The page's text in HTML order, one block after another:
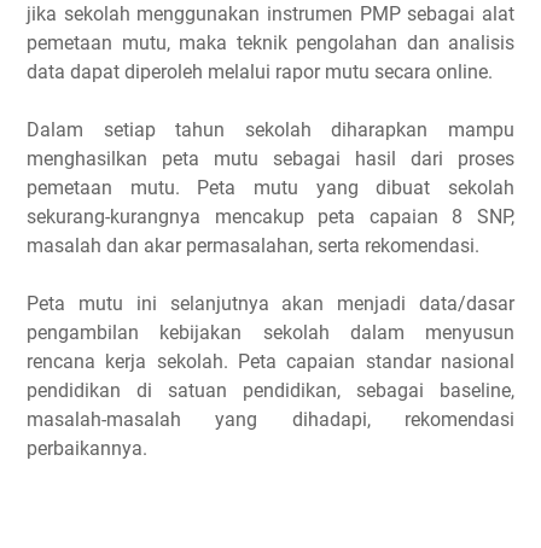
jika sekolah menggunakan instrumen PMP sebagai alat
pemetaan mutu, maka teknik pengolahan dan analisis
data dapat diperoleh melalui rapor mutu secara online.
Dalam setiap tahun sekolah diharapkan mampu
menghasilkan peta mutu sebagai hasil dari proses
pemetaan mutu. Peta mutu yang dibuat sekolah
sekurang-kurangnya mencakup peta capaian 8 SNP,
masalah dan akar permasalahan, serta rekomendasi.
Peta mutu ini selanjutnya akan menjadi data/dasar
pengambilan kebijakan sekolah dalam menyusun
rencana kerja sekolah. Peta capaian standar nasional
pendidikan di satuan pendidikan, sebagai baseline,
masalah-masalah yang dihadapi, rekomendasi
perbaikannya.